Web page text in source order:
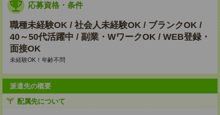
応募資格・条件
職種未経験OK / 社会人未経験OK / ブランクOK /
40～50代活躍中 / 副業・WワークOK / WEB登録・
面接OK
未経験OK！年齢不問
派遣先の概要
配属先について